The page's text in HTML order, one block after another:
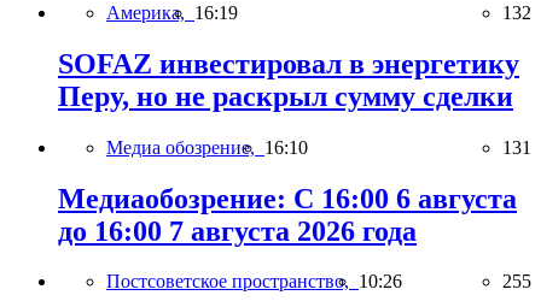
Америка, 16:19 132
SOFAZ инвестировал в энергетику
Перу, но не раскрыл сумму сделки
Медиа обозрение, 16:10 131
Медиаобозрение: С 16:00 6 августа
до 16:00 7 августа 2026 года
Постсоветское пространство, 10:26 255